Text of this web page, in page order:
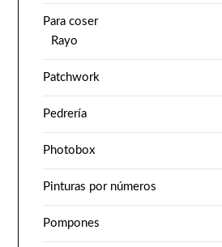
Para coser
Rayo
Patchwork
Pedrería
Photobox
Pinturas por números
Pompones